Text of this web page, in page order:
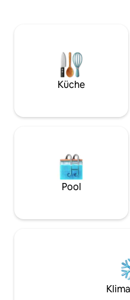
Aussichten zu erkunden. Wintergäste
erhalten eine kostenlose
Fahrt; Allradantrieb im
obligatorisch. Lies das Inserat und stelle
Nachbarn!
Küche
Pool